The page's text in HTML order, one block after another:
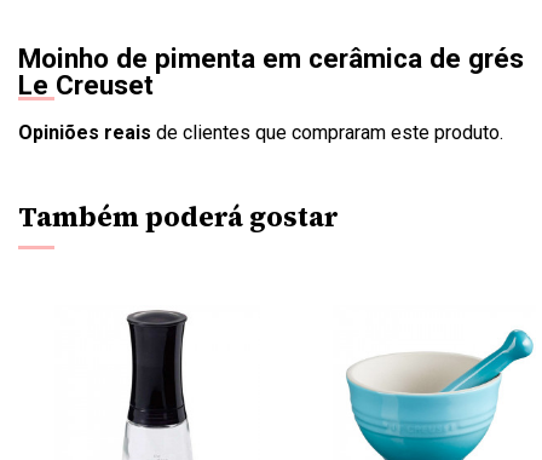
Moinho de pimenta em cerâmica de grés
Le Creuset
Opiniões reais de clientes que compraram este produto.
Também poderá gostar